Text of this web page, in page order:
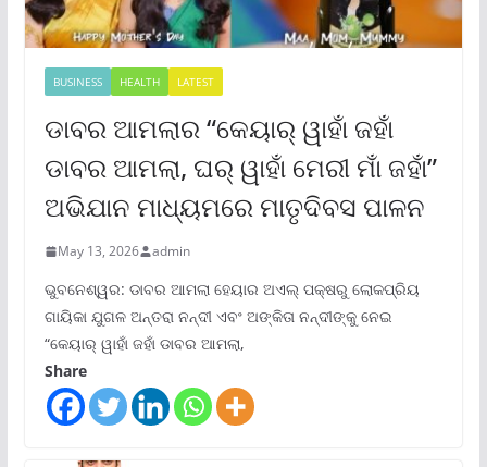
BUSINESS HEALTH LATEST
ଡାବର ଆମଲାର “କେୟାର୍ ୱାହାଁ ଜହାଁ
ଡାବର ଆମଲା, ଘର୍ ୱାହାଁ ମେରୀ ମାଁ ଜହାଁ”
ଅଭିଯାନ ମାଧ୍ୟମରେ ମାତୃଦିବସ ପାଳନ
May 13, 2026 admin
ଭୁବନେଶ୍ୱର: ଡାବର ଆମଲା ହେୟାର ଅଏଲ୍ ପକ୍ଷରୁ ଲୋକପ୍ରିୟ
ଗାୟିକା ଯୁଗଳ ଅନ୍ତରା ନନ୍ଦୀ ଏବଂ ଅଙ୍କିତା ନନ୍ଦୀଙ୍କୁ ନେଇ
“କେୟାର୍ ୱାହାଁ ଜହାଁ ଡାବର ଆମଲା,
Share